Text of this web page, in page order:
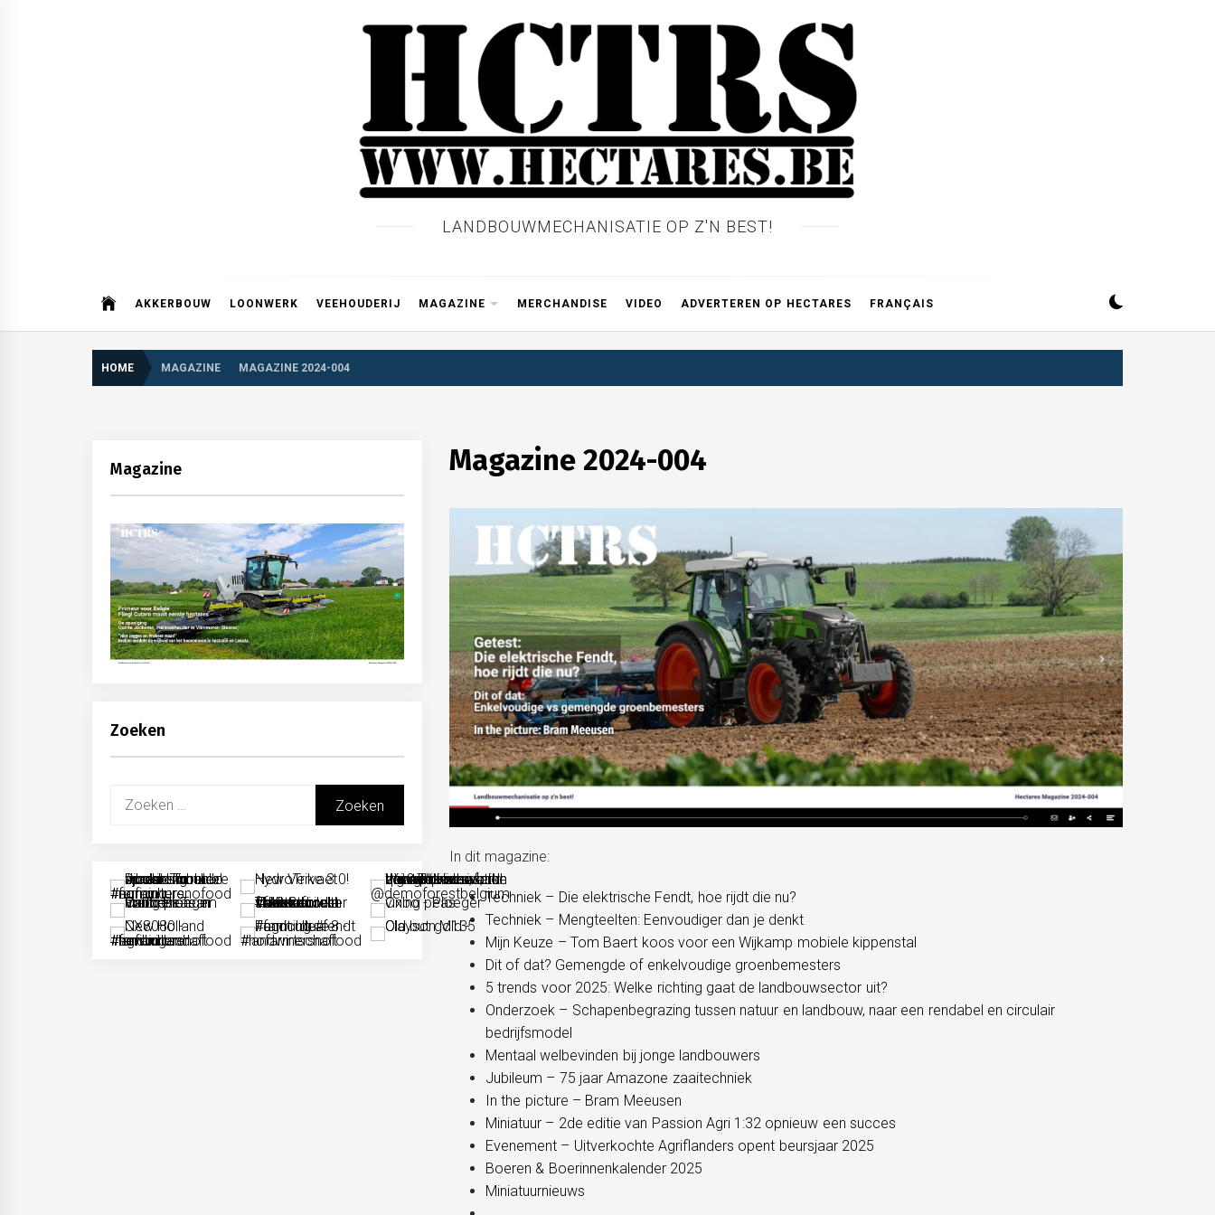
LANDBOUWMECHANISATIE OP Z'N BEST!
AKKERBOUW LOONWERK VEEHOUDERIJ MAGAZINE MERCHANDISE VIDEO ADVERTEREN OP HECTARES FRANÇAIS
HOME MAGAZINE MAGAZINE 2024-004
Magazine 2024-004
In dit magazine:
Techniek – Die elektrische Fendt, hoe rijdt die nu?
Techniek – Mengteelten: Eenvoudiger dan je denkt
Mijn Keuze – Tom Baert koos voor een Wijkamp mobiele kippenstal
Dit of dat? Gemengde of enkelvoudige groenbemesters
5 trends voor 2025: Welke richting gaat de landbouwsector uit?
Onderzoek – Schapenbegrazing tussen natuur en landbouw, naar een rendabel en circulair
bedrijfsmodel
Mentaal welbevinden bij jonge landbouwers
Jubileum – 75 jaar Amazone zaaitechniek
In the picture – Bram Meeusen
Miniatuur – 2de editie van Passion Agri 1:32 opnieuw een succes
Evenement – Uitverkochte Agriflanders opent beursjaar 2025
Boeren & Boerinnenkalender 2025
Miniatuurnieuws
Magazine
Zoeken
Zoeken